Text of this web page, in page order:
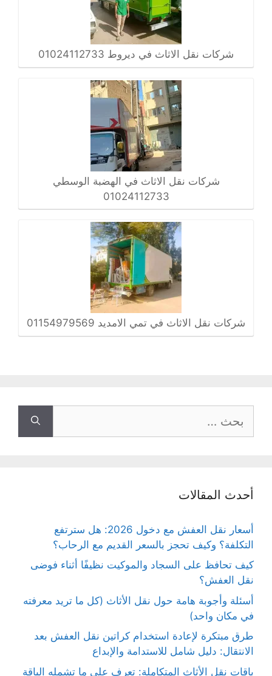
شركات نقل الاثاث في ديروط 01024112733
شركات نقل الاثاث في الهضبة الوسطي
01024112733
شركات نقل الاثاث في تمي الامديد 01154979569
عن:
أحدث المقالات
أسعار نقل العفش مع دخول 2026: هل سترتفع
التكلفة؟ وكيف تحجز بالسعر القديم مع الرحاب؟
كيف تحافظ على السجاد والموكيت نظيفًا أثناء فوضى
نقل العفش؟
أسئلة وأجوبة هامة حول نقل الأثاث (كل ما تريد معرفته
في مكان واحد)
طرق مبتكرة لإعادة استخدام كراتين نقل العفش بعد
الانتقال: دليل شامل للاستدامة والإبداع
باقات نقل الأثاث المتكاملة: تعرف على ما تشمله الباقة